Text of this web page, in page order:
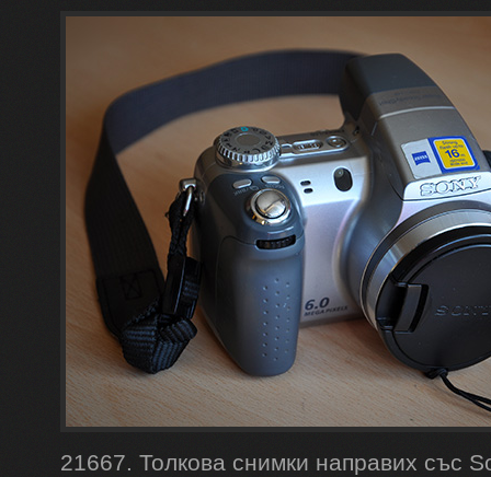
21667. Толкова снимки направих със